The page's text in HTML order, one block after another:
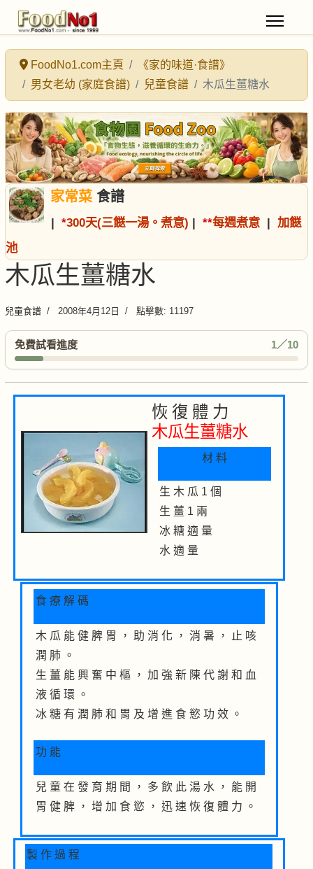
FoodNo1.com主頁
《家的味道·食譜》
男女老幼 (家庭食譜)
兒童食譜 木瓜生薑糖水
家常菜食譜
| *300天(三餸一湯。煮意) | **每週煮意 | 加餸
池
木瓜生薑糖水
兒童食譜 2008年4月12日 點擊數: 11197
免費試看進度 1／10
恢 復 體 力
木瓜生薑糖水
材 料
生 木 瓜 1 個
生 薑 1 兩
冰 糖 適 量
水 適 量
食 療 解 碼
木 瓜 能 健 脾 胃 ， 助 消 化 ， 消 暑 ， 止 咳
潤 肺 。
生 薑 能 興 奮 中 樞 ， 加 強 新 陳 代 謝 和 血
液 循 環 。
冰 糖 有 潤 肺 和 胃 及 增 進 食 慾 功 效 。
功 能
兒 童 在 發 育 期 間 ， 多 飲 此 湯 水 ， 能 開
胃 健 脾 ， 增 加 食 慾 ， 迅 速 恢 復 體 力 。
製 作 過 程